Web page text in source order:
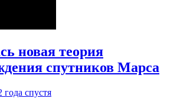
новая теория
спутников Марса
года спустя